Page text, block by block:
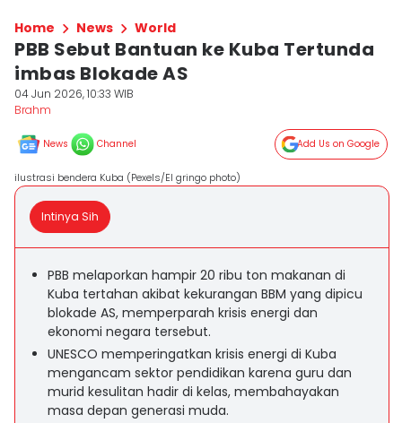
Home News World
PBB Sebut Bantuan ke Kuba Tertunda
imbas Blokade AS
04 Jun 2026, 10:33 WIB
Brahm
News Channel Add Us on Google
ilustrasi bendera Kuba (Pexels/El gringo photo)
Intinya Sih
PBB melaporkan hampir 20 ribu ton makanan di
Kuba tertahan akibat kekurangan BBM yang dipicu
blokade AS, memperparah krisis energi dan
ekonomi negara tersebut.
UNESCO memperingatkan krisis energi di Kuba
mengancam sektor pendidikan karena guru dan
murid kesulitan hadir di kelas, membahayakan
masa depan generasi muda.